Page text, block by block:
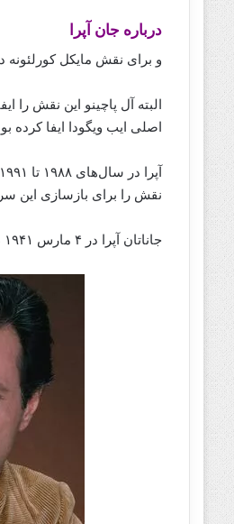
درباره جان آپرا
و برای نقش مایکل کورلئونه در فیلم
البته آل پاچینو این نقش
اصلی ایب ویگودا ایفا کرده
نقش را برای بازسازی این سریال
جاناتان آپرا در ۴ مارس ۱۹۴۱ در انگلوود نیوجرسی در خانواده ای از مهاجران ایتالیایی به دنیا آ‌مد.